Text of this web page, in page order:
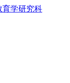
育学研究科